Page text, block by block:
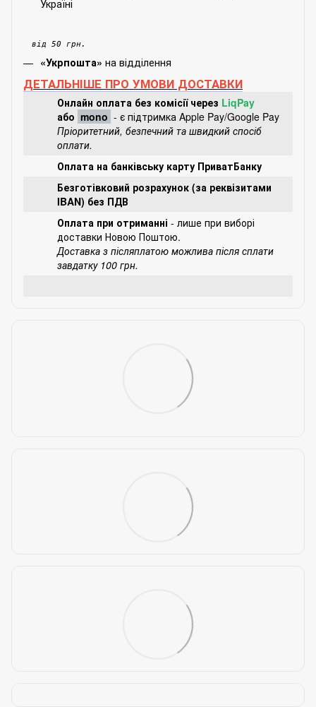
Україні
від 50 грн.
«Укрпошта» на відділення
ДЕТАЛЬНІШЕ ПРО УМОВИ ДОСТАВКИ
Онлайн оплата без комісії через LiqPay
або mono - є підтримка Apple Pay/Google Pay
Пріоритетний, безпечний та швидкий спосіб
оплати.
Оплата на банківську карту ПриватБанку
Безготівковий розрахунок (за реквізитами
IBAN) без ПДВ
Оплата при отриманні - лише при виборі
доставки Новою Поштою.
Доставка з післяплатою можлива після сплати
завдатку 100 грн.